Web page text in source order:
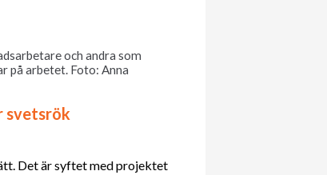
och andra som
på arbetet. Foto: Anna
svetsrök
Det är syftet med projektet